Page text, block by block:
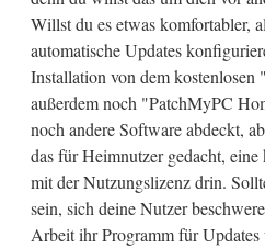
Willst du es etwas komfortabler,
automatische Updates
Installation von dem
außerdem noch "PatchMyPC
noch andere Software abdeckt,
das für Heimnutzer gedacht,
mit der Nutzungslizenz drin.
sein, sich deine Nutzer
Arbeit ihr Programm für Updates